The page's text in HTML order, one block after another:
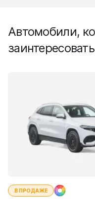
Автомобили, которые могут
заинтересовать
В ПРОДАЖЕ